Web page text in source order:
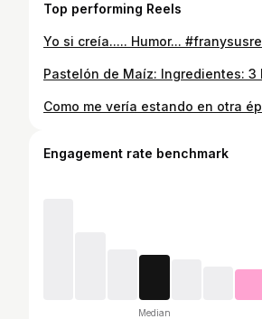
Top performing Reels
Engagement rate benchmark
Median